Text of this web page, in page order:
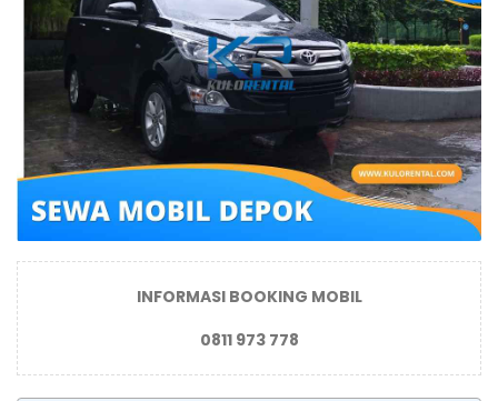
INFORMASI BOOKING MOBIL
0811 973 778